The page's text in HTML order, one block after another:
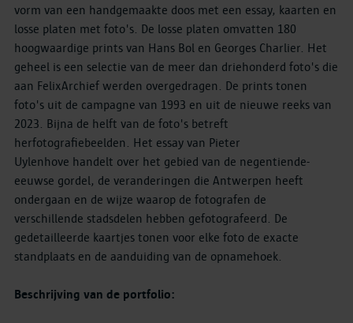
vorm van een handgemaakte doos met een essay, kaarten en
losse platen met foto's. De losse platen omvatten 180
hoogwaardige prints van Hans Bol en Georges Charlier. Het
geheel is een selectie van de meer dan driehonderd foto's die
aan FelixArchief werden overgedragen. De prints tonen
foto's uit de campagne van 1993 en uit de nieuwe reeks van
2023. Bijna de helft van de foto's betreft
herfotografiebeelden. Het essay van Pieter
Uylenhove handelt over het gebied van de negentiende-
eeuwse gordel, de veranderingen die Antwerpen heeft
ondergaan en de wijze waarop de fotografen de
verschillende stadsdelen hebben gefotografeerd. De
gedetailleerde kaartjes tonen voor elke foto de exacte
standplaats en de aanduiding van de opnamehoek.
Beschrijving van de portfolio: